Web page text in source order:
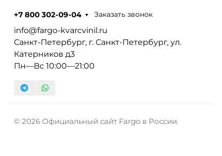
+7 800 302-09-04 Заказать звонок
info@fargo-kvarcvinil.ru
Санкт-Петербург, г. Санкт-Петербург, ул.
Катерников д3
Пн—Вс 10:00—21:00
© 2026 Официальный сайт Fargo в России.